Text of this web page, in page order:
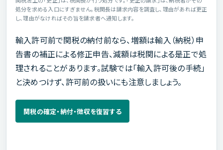
処分を求める入口にすぎません。税関長は請求内容を調査し、理由があれば更正
し、理由がなければその旨を請求者へ通知します。
輸入許可前で関税の納付前なら、増額は輸入（納税）申
告書の補正による修正申告、減額は税関による是正で処
理されることがあります。試験では「輸入許可後の手続」
と決めつけず、許可前の扱いにも注意しましょう。
関税の確定・納付・徴収を復習する